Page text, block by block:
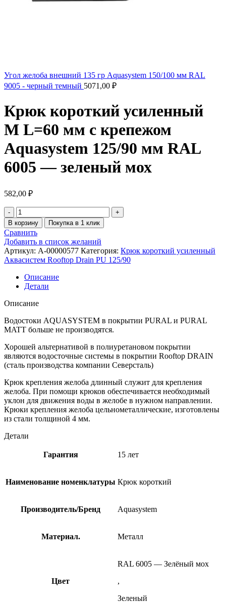
Угол желоба внешний 135 гр Aquasystem 150/100 мм RAL
9005 - черный темный 5071,00 ₽
Крюк короткий усиленный
M L=60 мм с крепежом
Aquasystem 125/90 мм RAL
6005 — зеленый мох
582,00 ₽
В корзину Покупка в 1 клик
Сравнить
Добавить в список желаний
Артикул: A-00000577 Категория: Крюк короткий усиленный
Аквасистем Rooftop Drain PU 125/90
Описание
Детали
Описание
Водостоки AQUASYSTEM в покрытии PURAL и PURAL
MATT больше не производятся.
Хорошей альтернативой в полиуретановом покрытии
являются водосточные системы в покрытии Rooftop DRAIN
(сталь производства компании Северсталь)
Крюк крепления желоба длинный служит для крепления
желоба. При помощи крюков обеспечивается необходимый
уклон для движения воды в желобе в нужном направлении.
Крюки крепления желоба цельнометаллические, изготовлены
из стали толщиной 4 мм.
Детали
Гарантия 15 лет
Наименование номенклатуры Крюк короткий
Производитель/Бренд Aquasystem
Материал. Металл
Цвет
RAL 6005 — Зелёный мох
,
Зеленый